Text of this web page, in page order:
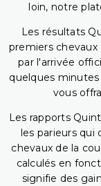
loin, notre
Les résultats
premiers chevaux
par l'arrivée
quelques
vous
Les rapports
les parieurs
chevaux de la
calculés en
signifie des